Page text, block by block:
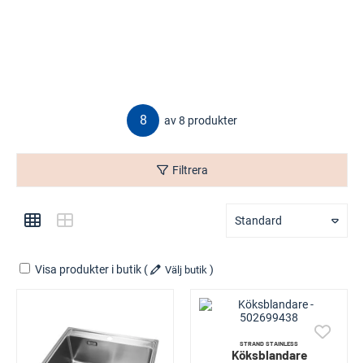
8 av 8 produkter
Filtrera
Standard
Visa produkter i butik ( Välj butik )
STRAND STAINLESS
Köksblandare